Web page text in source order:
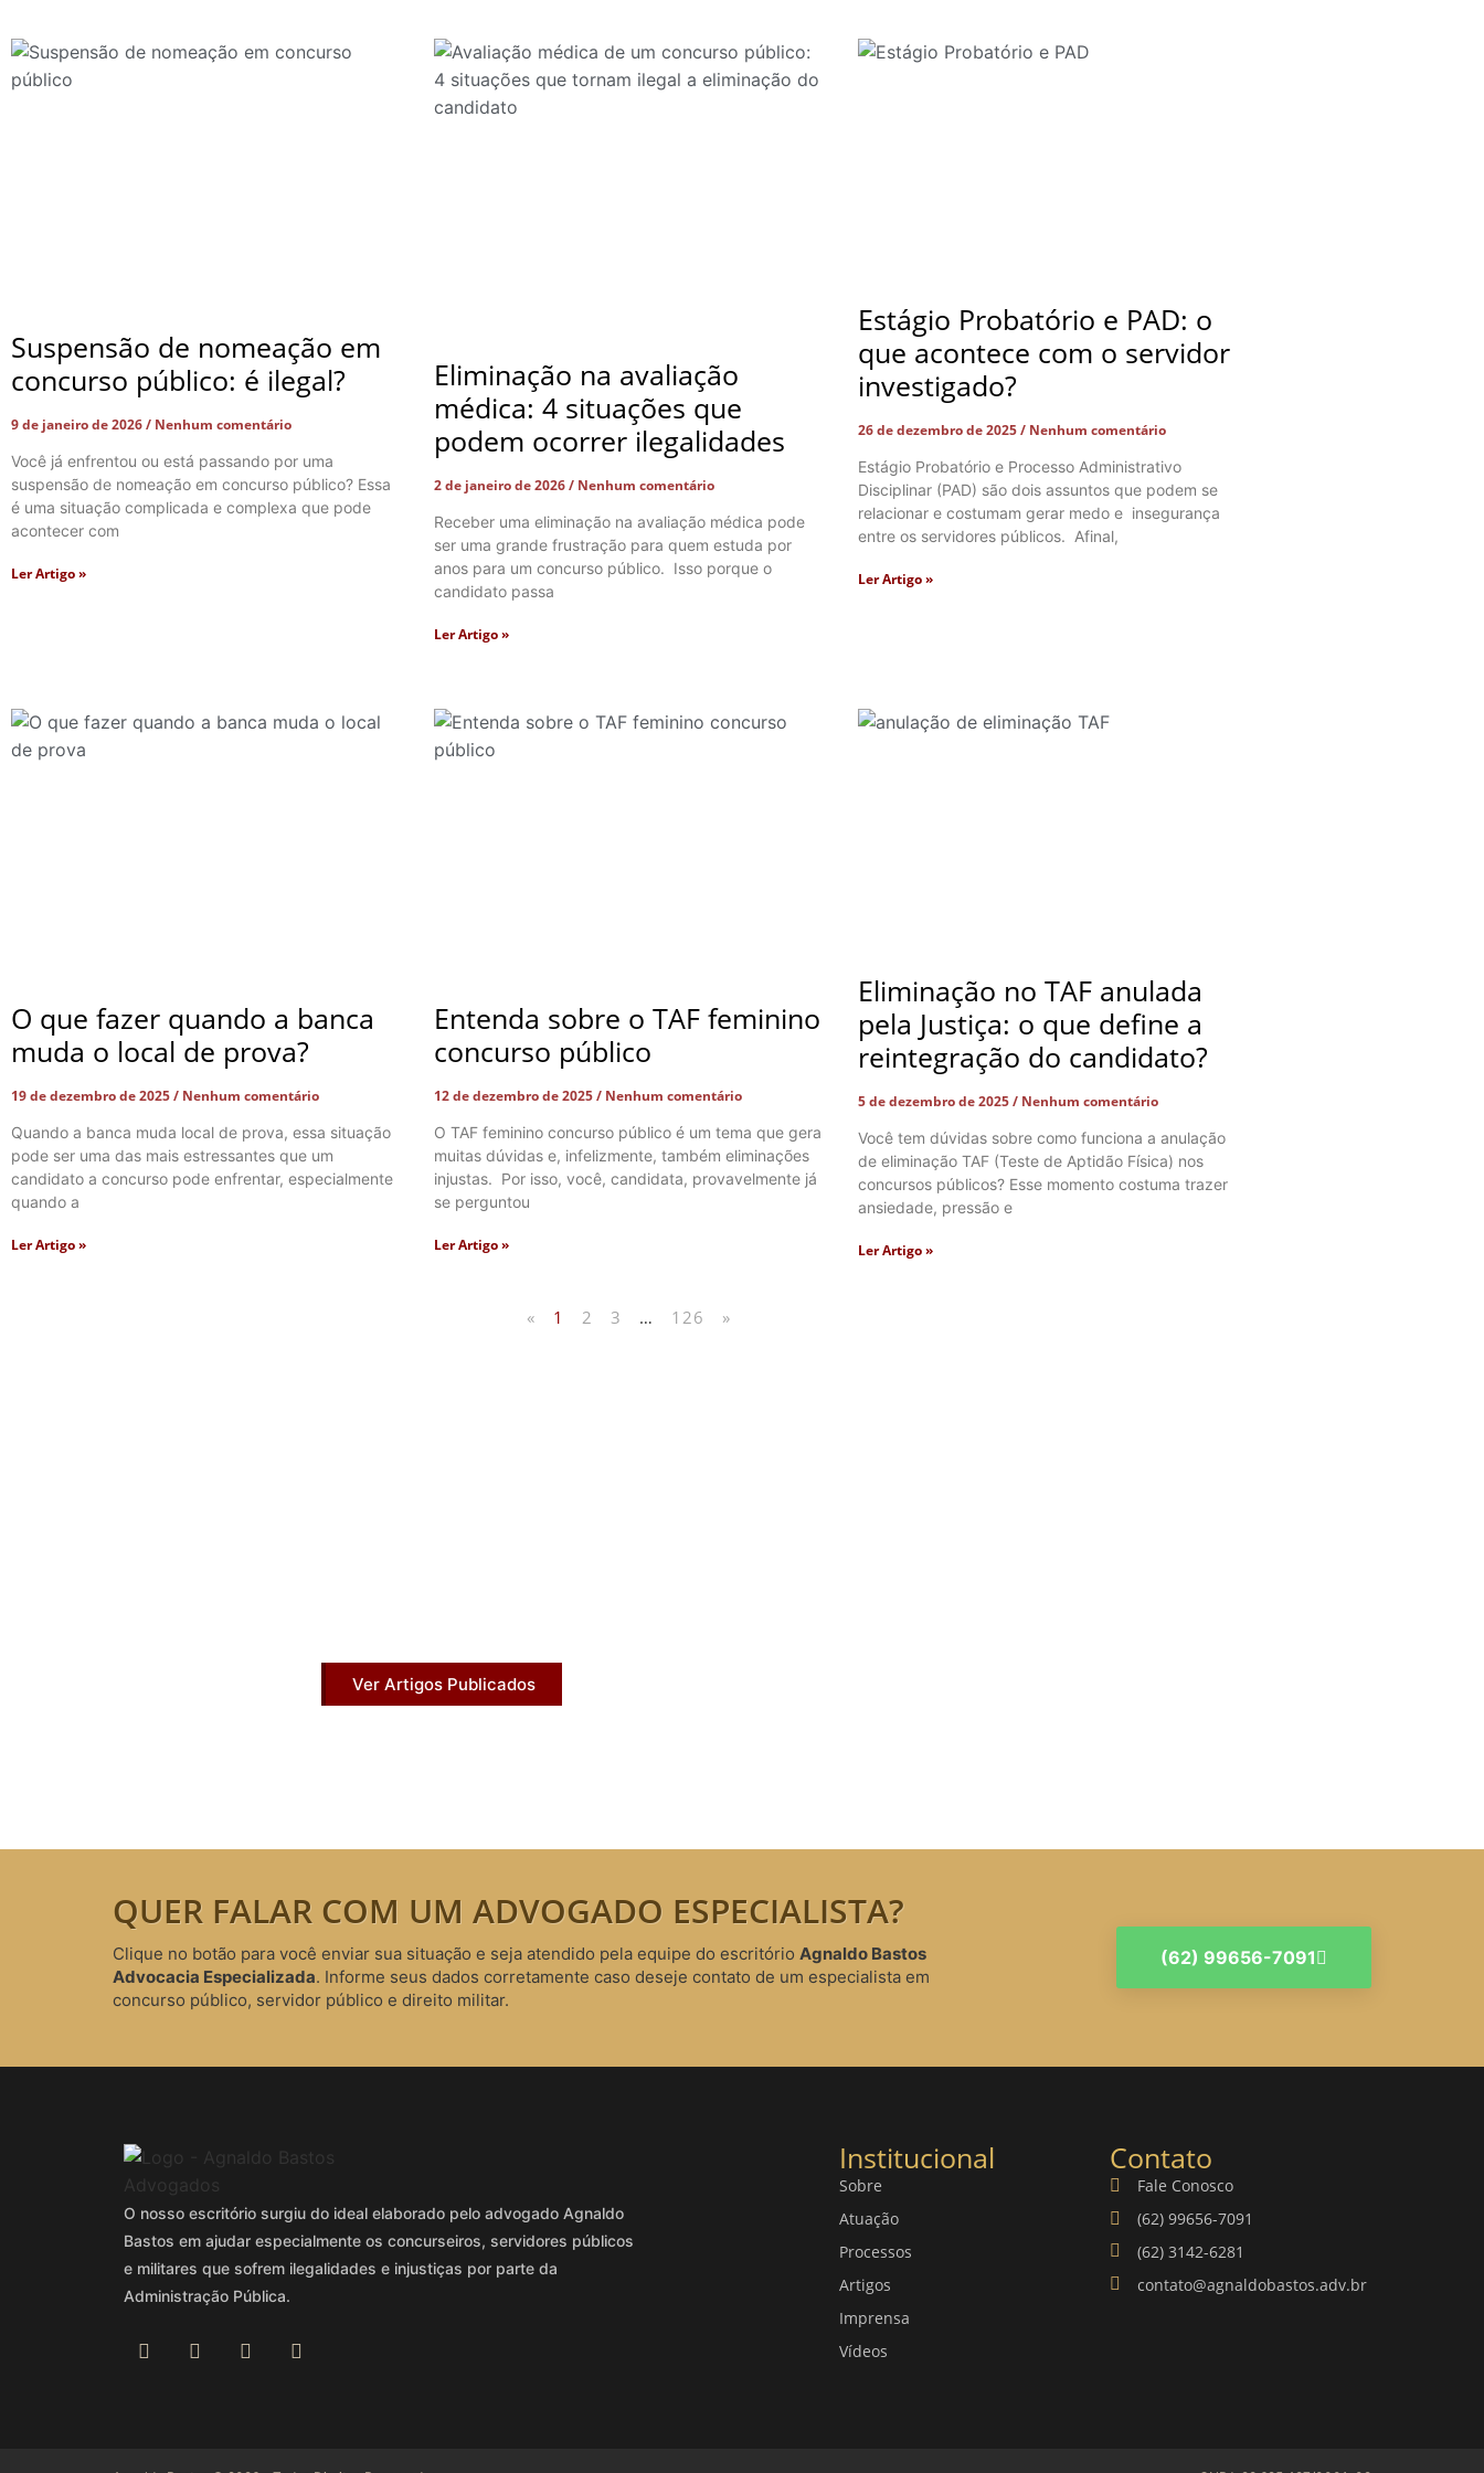
Suspensão de nomeação em
concurso público: é ilegal?
9 de janeiro de 2026
Nenhum comentário
Você já enfrentou ou está passando por uma
suspensão de nomeação em concurso público? Essa
é uma situação complicada e complexa que pode
acontecer com
Ler Artigo »
Eliminação na avaliação
médica: 4 situações que
podem ocorrer ilegalidades
2 de janeiro de 2026 Nenhum comentário
Receber uma eliminação na avaliação médica pode
ser uma grande frustração para quem estuda por
anos para um concurso público. Isso porque o
candidato passa
Ler Artigo »
Estágio Probatório e PAD: o
que acontece com o servidor
investigado?
26 de dezembro de 2025 Nenhum comentário
Estágio Probatório e Processo Administrativo
Disciplinar (PAD) são dois assuntos que podem se
relacionar e costumam gerar medo e insegurança
entre os servidores públicos. Afinal,
Ler Artigo »
O que fazer quando a banca
muda o local de prova?
19 de dezembro de 2025
Nenhum comentário
Quando a banca muda local de prova, essa situação
pode ser uma das mais estressantes que um
candidato a concurso pode enfrentar, especialmente
quando a
Ler Artigo »
Entenda sobre o TAF feminino
concurso público
12 de dezembro de 2025 Nenhum comentário
O TAF feminino concurso público é um tema que gera
muitas dúvidas e, infelizmente, também eliminações
injustas. Por isso, você, candidata, provavelmente já
se perguntou
Ler Artigo »
Eliminação no TAF anulada
pela Justiça: o que define a
reintegração do candidato?
5 de dezembro de 2025 Nenhum comentário
Você tem dúvidas sobre como funciona a anulação
de eliminação TAF (Teste de Aptidão Física) nos
concursos públicos? Esse momento costuma trazer
ansiedade, pressão e
Ler Artigo »
« 1 2 3 … 126 »
Ver Artigos Publicados
QUER FALAR COM UM ADVOGADO ESPECIALISTA?
Clique no botão para você enviar sua situação e seja atendido pela equipe do escritório Agnaldo Bastos
Advocacia Especializada. Informe seus dados corretamente caso deseje contato de um especialista em
concurso público, servidor público e direito militar.
(62) 99656-7091
O nosso escritório surgiu do ideal elaborado pelo advogado Agnaldo
Bastos em ajudar especialmente os concurseiros, servidores públicos
e militares que sofrem ilegalidades e injustiças por parte da
Administração Pública.
Institucional
Sobre
Atuação
Processos
Artigos
Imprensa
Vídeos
Contato
Fale Conosco
(62) 99656-7091
(62) 3142-6281
contato@agnaldobastos.adv.br